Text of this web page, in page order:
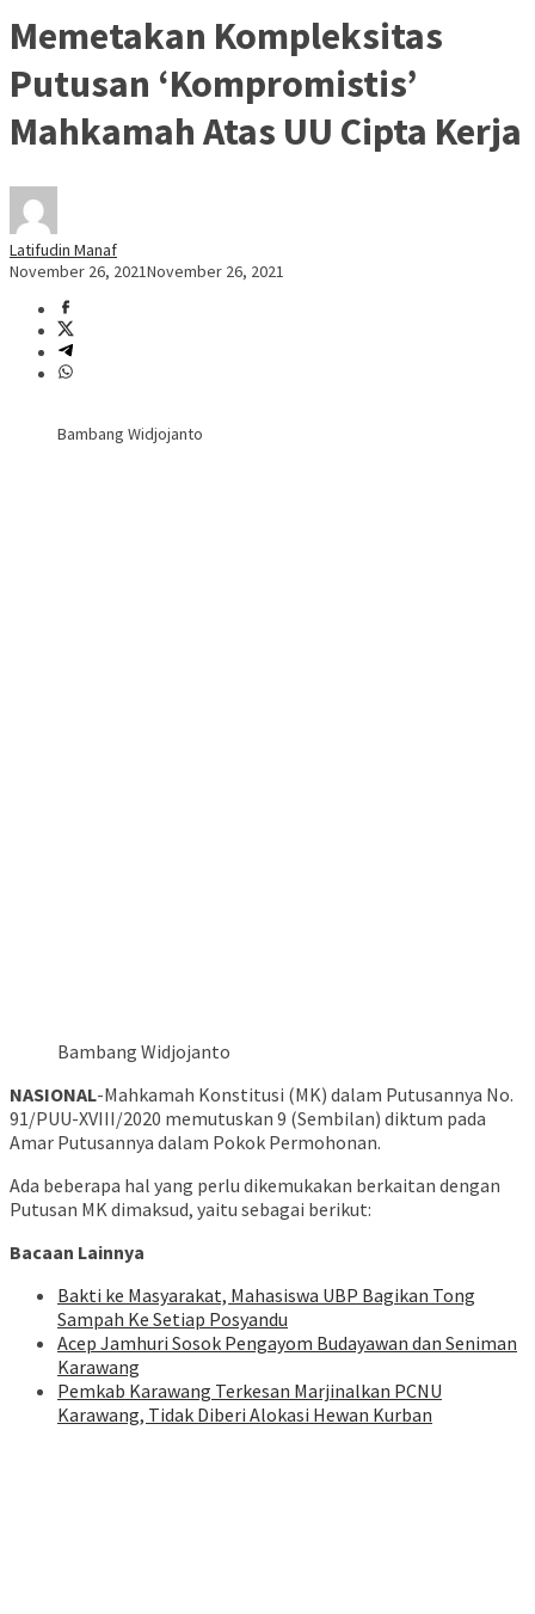
Memetakan Kompleksitas
Putusan ‘Kompromistis’
Mahkamah Atas UU Cipta Kerja
Latifudin Manaf
November 26, 2021November 26, 2021
Bambang Widjojanto
Bambang Widjojanto
NASIONAL-Mahkamah Konstitusi (MK) dalam Putusannya No.
91/PUU-XVIII/2020 memutuskan 9 (Sembilan) diktum pada
Amar Putusannya dalam Pokok Permohonan.
Ada beberapa hal yang perlu dikemukakan berkaitan dengan
Putusan MK dimaksud, yaitu sebagai berikut:
Bacaan Lainnya
Bakti ke Masyarakat, Mahasiswa UBP Bagikan Tong
Sampah Ke Setiap Posyandu
Acep Jamhuri Sosok Pengayom Budayawan dan Seniman
Karawang
Pemkab Karawang Terkesan Marjinalkan PCNU
Karawang, Tidak Diberi Alokasi Hewan Kurban